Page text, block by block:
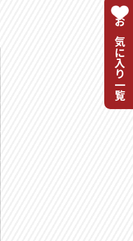
お気に入り一覧